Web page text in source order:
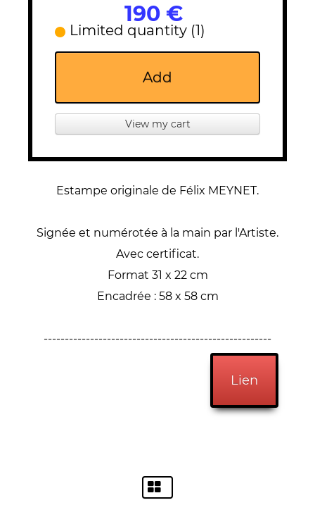
190 €
Limited quantity (1)
Add
View my cart
Estampe originale de Félix MEYNET.
Signée et numérotée à la main par l'Artiste.
Avec certificat.
Format 31 x 22 cm
Encadrée : 58 x 58 cm
------------------------------------------------------
Lien